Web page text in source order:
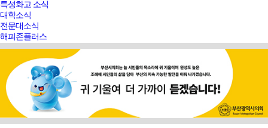
특성화고 소식
대학소식
전문대소식
해피존플러스